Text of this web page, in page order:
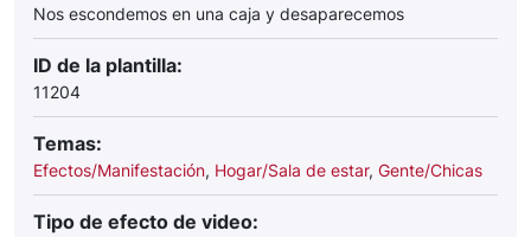
Nos escondemos en una caja y desaparecemos
ID de la plantilla:
11204
Temas:
Efectos/Manifestación, Hogar/Sala de estar, Gente/Chicas
Tipo de efecto de video: